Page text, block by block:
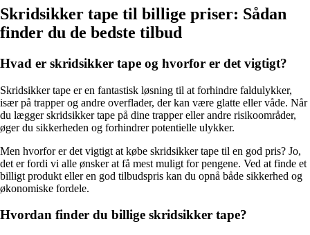
Skridsikker tape til billige priser: Sådan
finder du de bedste tilbud
Hvad er skridsikker tape og hvorfor er det vigtigt?
Skridsikker tape er en fantastisk løsning til at forhindre faldulykker,
især på trapper og andre overflader, der kan være glatte eller våde. Når
du lægger skridsikker tape på dine trapper eller andre risikoområder,
øger du sikkerheden og forhindrer potentielle ulykker.
Men hvorfor er det vigtigt at købe skridsikker tape til en god pris? Jo,
det er fordi vi alle ønsker at få mest muligt for pengene. Ved at finde et
billigt produkt eller en god tilbudspris kan du opnå både sikkerhed og
økonomiske fordele.
Hvordan finder du billige skridsikker tape?